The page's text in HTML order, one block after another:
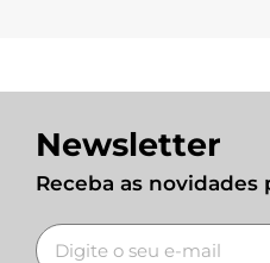
Newsletter
Receba as novidades